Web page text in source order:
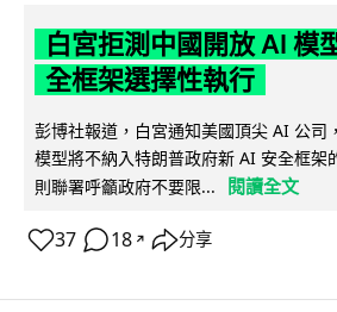
白宮拒測中國開放 AI 模
全框架選擇性執行
彭博社報道，白宮通知美國頂尖 AI 公司
模型將不納入特朗普政府新 AI 安全框架
則聯署呼籲政府不要限...
閱讀全文
37 18 ↗ 分享